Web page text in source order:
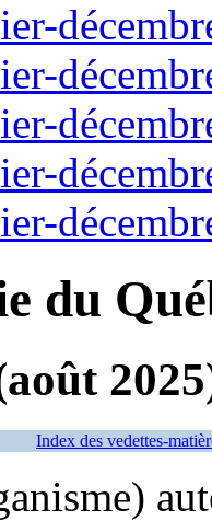
du
Index des vedettes-